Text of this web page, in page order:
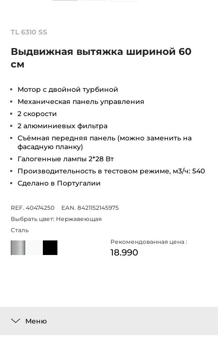
TL 6310 SS
Выдвижная вытяжка шириной 60
см
Мотор с двойной турбиной
Механическая панель управления
2 скорости
2 алюминиевых фильтра
Съёмная передняя панель (можно заменить на
фасадную планку)
Галогенные лампы 2*28 Вт
Производительность в тестовом режиме, м3/ч: 540
Сделано в Португалии
REF. 40474250
EAN. 8421152145975
Выбрать цвет: Нержавеющая
Сталь
Рекомендованная цена :
18.990
Меню